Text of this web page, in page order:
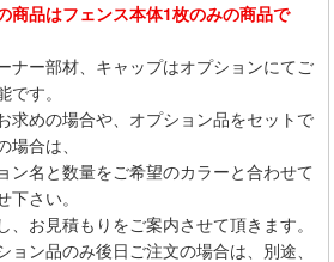
商品はフェンス本体1枚のみの商品で
ナー部材、キャップはオプションにてご
です。
求めの場合や、オプション品をセットで
場合は、
ン名と数量をご希望のカラーと合わせて
下さい。
、お見積もりをご案内させて頂きます。
ョン品のみ後日ご注文の場合は、別途、